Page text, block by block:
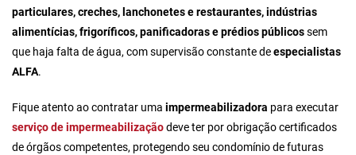
particulares, creches, lanchonetes e restaurantes, indústrias
alimentícias, frigoríficos, panificadoras e prédios públicossem
que haja falta de água, com supervisão constante deespecialistas
ALFA.
Fique atento aocontratar uma impermeabilizadora para executar
serviço deimpermeabilizaçãodeve ter por obrigação certificados
de órgãos competentes, protegendo seu condomínio de futuras